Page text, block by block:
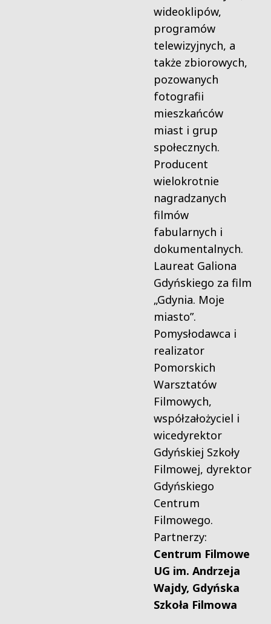
wideoklipów,
programów
telewizyjnych, a
także zbiorowych,
pozowanych
fotografii
mieszkańców
miast i grup
społecznych.
Producent
wielokrotnie
nagradzanych
filmów
fabularnych i
dokumentalnych.
Laureat Galiona
Gdyńskiego za film
„Gdynia. Moje
miasto”.
Pomysłodawca i
realizator
Pomorskich
Warsztatów
Filmowych,
współzałożyciel i
wicedyrektor
Gdyńskiej Szkoły
Filmowej, dyrektor
Gdyńskiego
Centrum
Filmowego.
Partnerzy:
Centrum Filmowe
UG im. Andrzeja
Wajdy, Gdyńska
Szkoła Filmowa